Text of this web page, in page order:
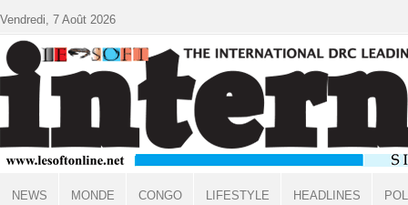
Vendredi, 7 Août 2026
NEWS MONDE CONGO LIFESTYLE HEADLINES